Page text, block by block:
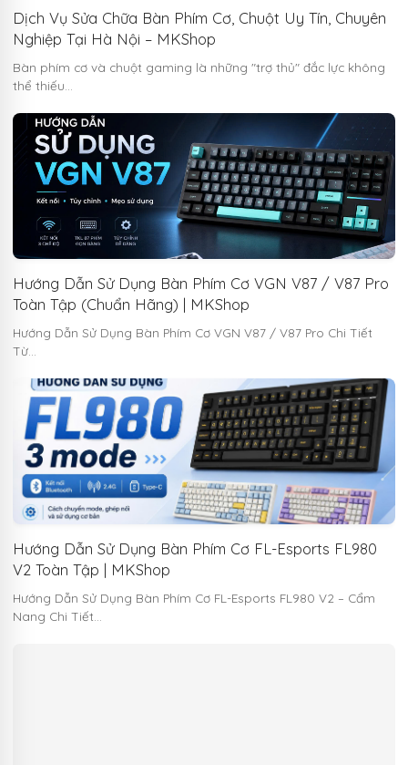
Dịch Vụ Sửa Chữa Bàn Phím Cơ, Chuột Uy Tín, Chuyên
Nghiệp Tại Hà Nội – MKShop
Bàn phím cơ và chuột gaming là những "trợ thủ" đắc lực không
thể thiếu…
Hướng Dẫn Sử Dụng Bàn Phím Cơ VGN V87 / V87 Pro
Toàn Tập (Chuẩn Hãng) | MKShop
Hướng Dẫn Sử Dụng Bàn Phím Cơ VGN V87 / V87 Pro Chi Tiết
Từ…
Hướng Dẫn Sử Dụng Bàn Phím Cơ FL-Esports FL980
V2 Toàn Tập | MKShop
Hướng Dẫn Sử Dụng Bàn Phím Cơ FL-Esports FL980 V2 – Cẩm
Nang Chi Tiết…